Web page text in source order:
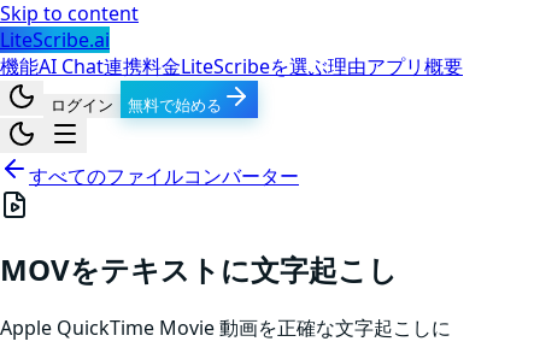
Skip to content
LiteScribe.ai
機能AI Chat連携料金LiteScribeを選ぶ理由アプリ概要
ログイン 無料で始める
すべてのファイルコンバーター
MOVをテキストに文字起こし
Apple QuickTime Movie動画を正確な文字起こしに